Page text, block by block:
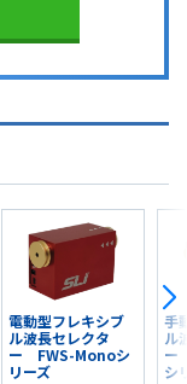
電動型フレキシブ
ル波長セレクタ
ー FWS-Monoシ
リーズ
手
ル
ー
シ